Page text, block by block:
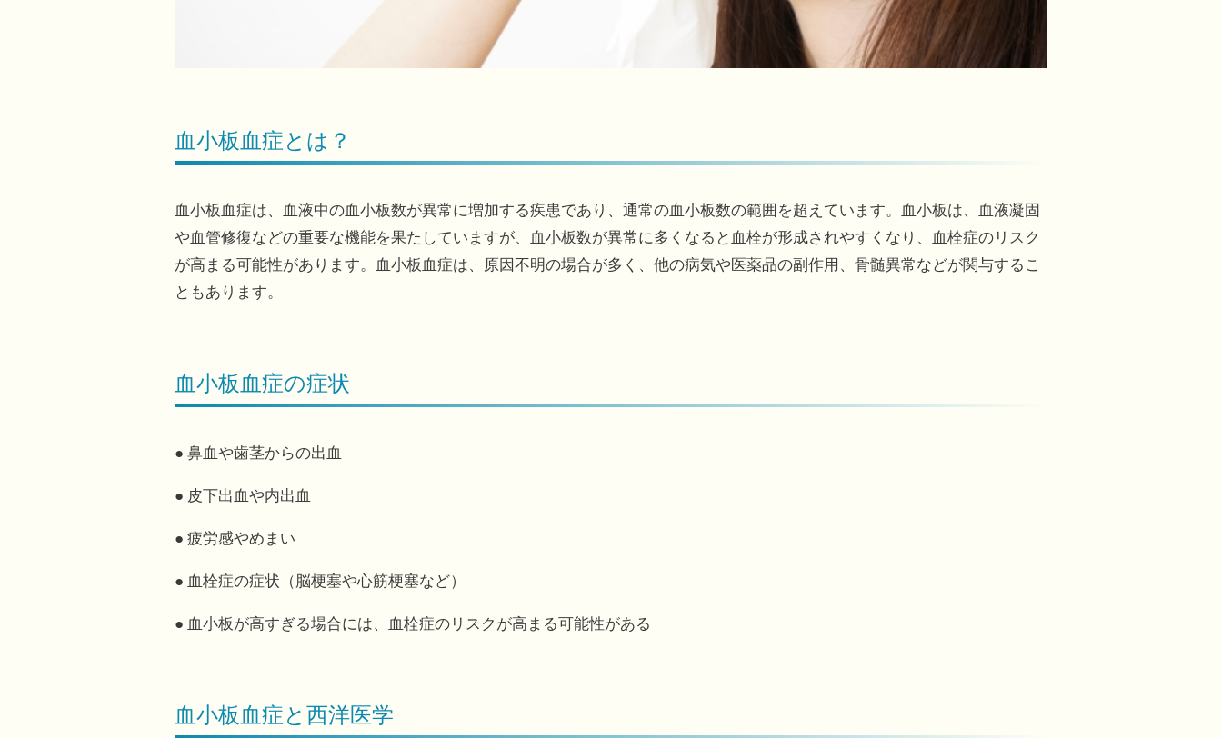
血小板血症とは？
血小板血症は、血液中の血小板数が異常に増加する疾患であり、通常の血小板数の範囲を超えています。血小板は、血液凝固
や血管修復などの重要な機能を果たしていますが、血小板数が異常に多くなると血栓が形成されやすくなり、血栓症のリスク
が高まる可能性があります。血小板血症は、原因不明の場合が多く、他の病気や医薬品の副作用、骨髄異常などが関与するこ
ともあります。
血小板血症の症状
● 鼻血や歯茎からの出血
● 皮下出血や内出血
● 疲労感やめまい
● 血栓症の症状（脳梗塞や心筋梗塞など）
● 血小板が高すぎる場合には、血栓症のリスクが高まる可能性がある
血小板血症と西洋医学